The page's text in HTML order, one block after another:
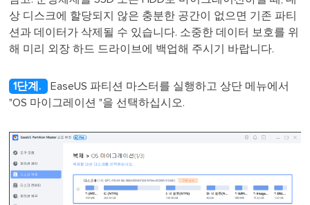
상 디스크에 할당되지 않은 충분한 공간이 없으면 기존 파티
션과 데이터가 삭제될 수 있습니다. 소중한 데이터 보호를 위
해 미리 외장 하드 드라이브에 백업해 주시기 바랍니다.
1단계.
EaseUS 파티션 마스터를 실행하고 상단 메뉴에서
"OS 마이그레이션 "을 선택하십시오.